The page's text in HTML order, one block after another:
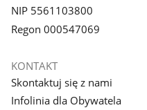
NIP 5561103800
Regon 000547069
KONTAKT
Skontaktuj się z nami
Infolinia dla Obywatela